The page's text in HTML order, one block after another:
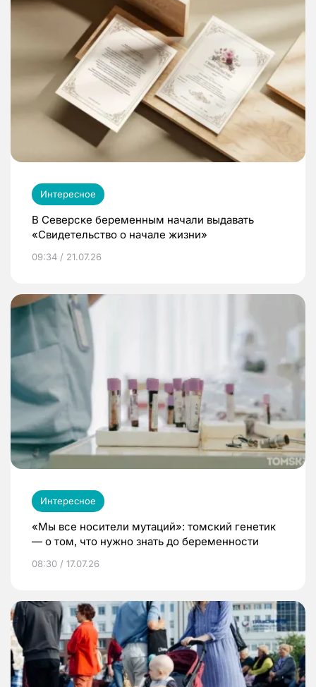
Интересное
В Северске беременным начали выдавать
«Свидетельство о начале жизни»
09:34 / 21.07.26
Интересное
«Мы все носители мутаций»: томский генетик
— о том, что нужно знать до беременности
08:30 / 17.07.26